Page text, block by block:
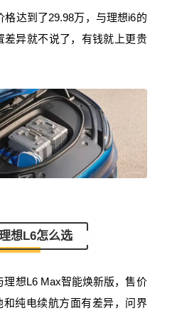
格达到了29.98万，与理想i6的
差异就不说了，有钱就上更贵
想L6怎么选
理想L6 Max智能焕新版，售价
纯电续航方面有差异，问界